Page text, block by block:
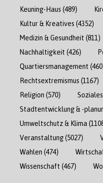
Keuning-Haus (489)
Kultur & Kreatives (4352)
Medizin & Gesundheit (811)
Nachhaltigkeit (426)
Quartiersmanagement
Rechtsextremismus (1167)
Religion (570) Soziales
Stadtentwicklung & -
Umweltschutz & Klima
Veranstaltung(5027)
Wahlen (474)
Wissenschaft (467)